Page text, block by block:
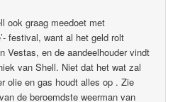
ook graag meedoet met
festival, want al het geld rolt
Vestas, en de aandeelhouder vindt
van Shell. Niet dat het wat zal
olie en gas houdt alles op . Zie
de beroemdste weerman van